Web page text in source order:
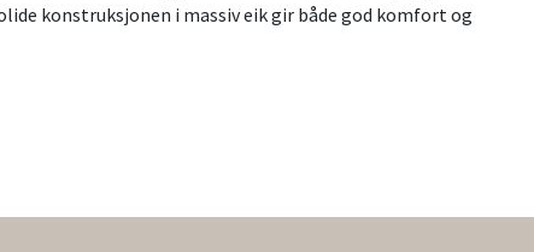
konstruksjonen i massiv eik gir både god komfort og